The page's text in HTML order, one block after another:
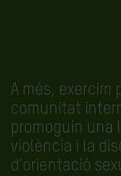
A més, exercim
comunitat
promoguin una
violència i la
d’orientació